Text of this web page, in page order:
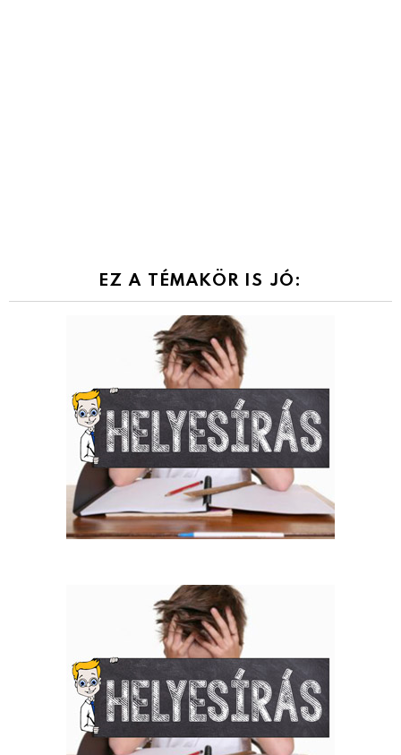
EZ A TÉMAKÖR IS JÓ: